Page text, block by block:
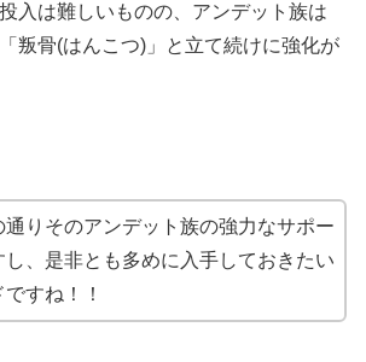
入は難しいものの、アンデット族は
叛骨(はんこつ)」と立て続けに強化が
通りそのアンデット族の強力なサポー
し、是非とも多めに入手しておきたい
ですね！！